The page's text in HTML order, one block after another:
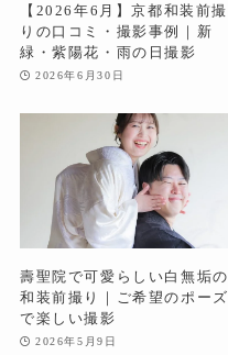
【2026年6月】京都和装前撮
りの口コミ・撮影事例｜新
緑・紫陽花・雨の日撮影
2026年6月30日
壽聖院で可愛らしい白無垢の
和装前撮り｜ご希望のポーズ
で楽しい撮影
2026年5月9日